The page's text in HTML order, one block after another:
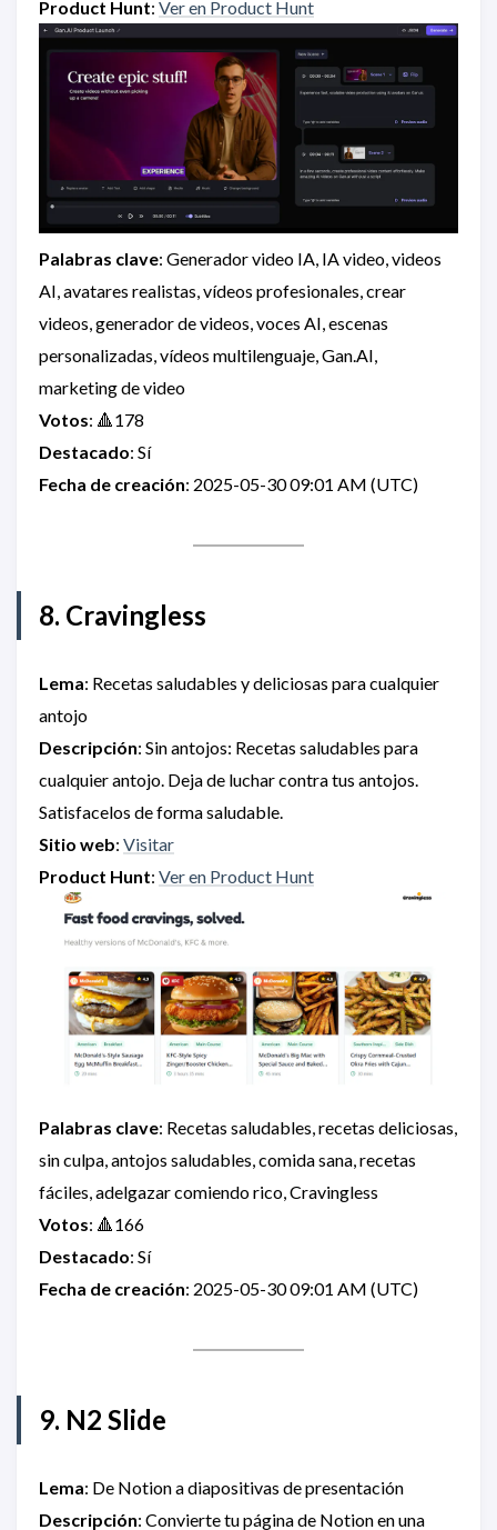
Product Hunt: Ver en Product Hunt
Palabras clave: Generador video IA, IA video, videos
AI, avatares realistas, vídeos profesionales, crear
videos, generador de videos, voces AI, escenas
personalizadas, vídeos multilenguaje, Gan.AI,
marketing de video
Votos: 🔺178
Destacado: Sí
Fecha de creación: 2025-05-30 09:01 AM (UTC)
8. Cravingless
Lema: Recetas saludables y deliciosas para cualquier
antojo
Descripción: Sin antojos: Recetas saludables para
cualquier antojo. Deja de luchar contra tus antojos.
Satisfacelos de forma saludable.
Sitio web: Visitar
Product Hunt: Ver en Product Hunt
Palabras clave: Recetas saludables, recetas deliciosas,
sin culpa, antojos saludables, comida sana, recetas
fáciles, adelgazar comiendo rico, Cravingless
Votos: 🔺166
Destacado: Sí
Fecha de creación: 2025-05-30 09:01 AM (UTC)
9. N2 Slide
Lema: De Notion a diapositivas de presentación
Descripción: Convierte tu página de Notion en una